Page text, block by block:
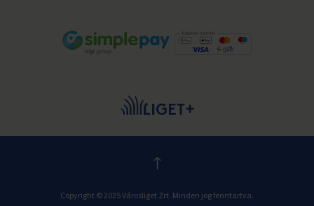
Copyright © 2025 Városliget Zrt. Minden jog fenntartva.